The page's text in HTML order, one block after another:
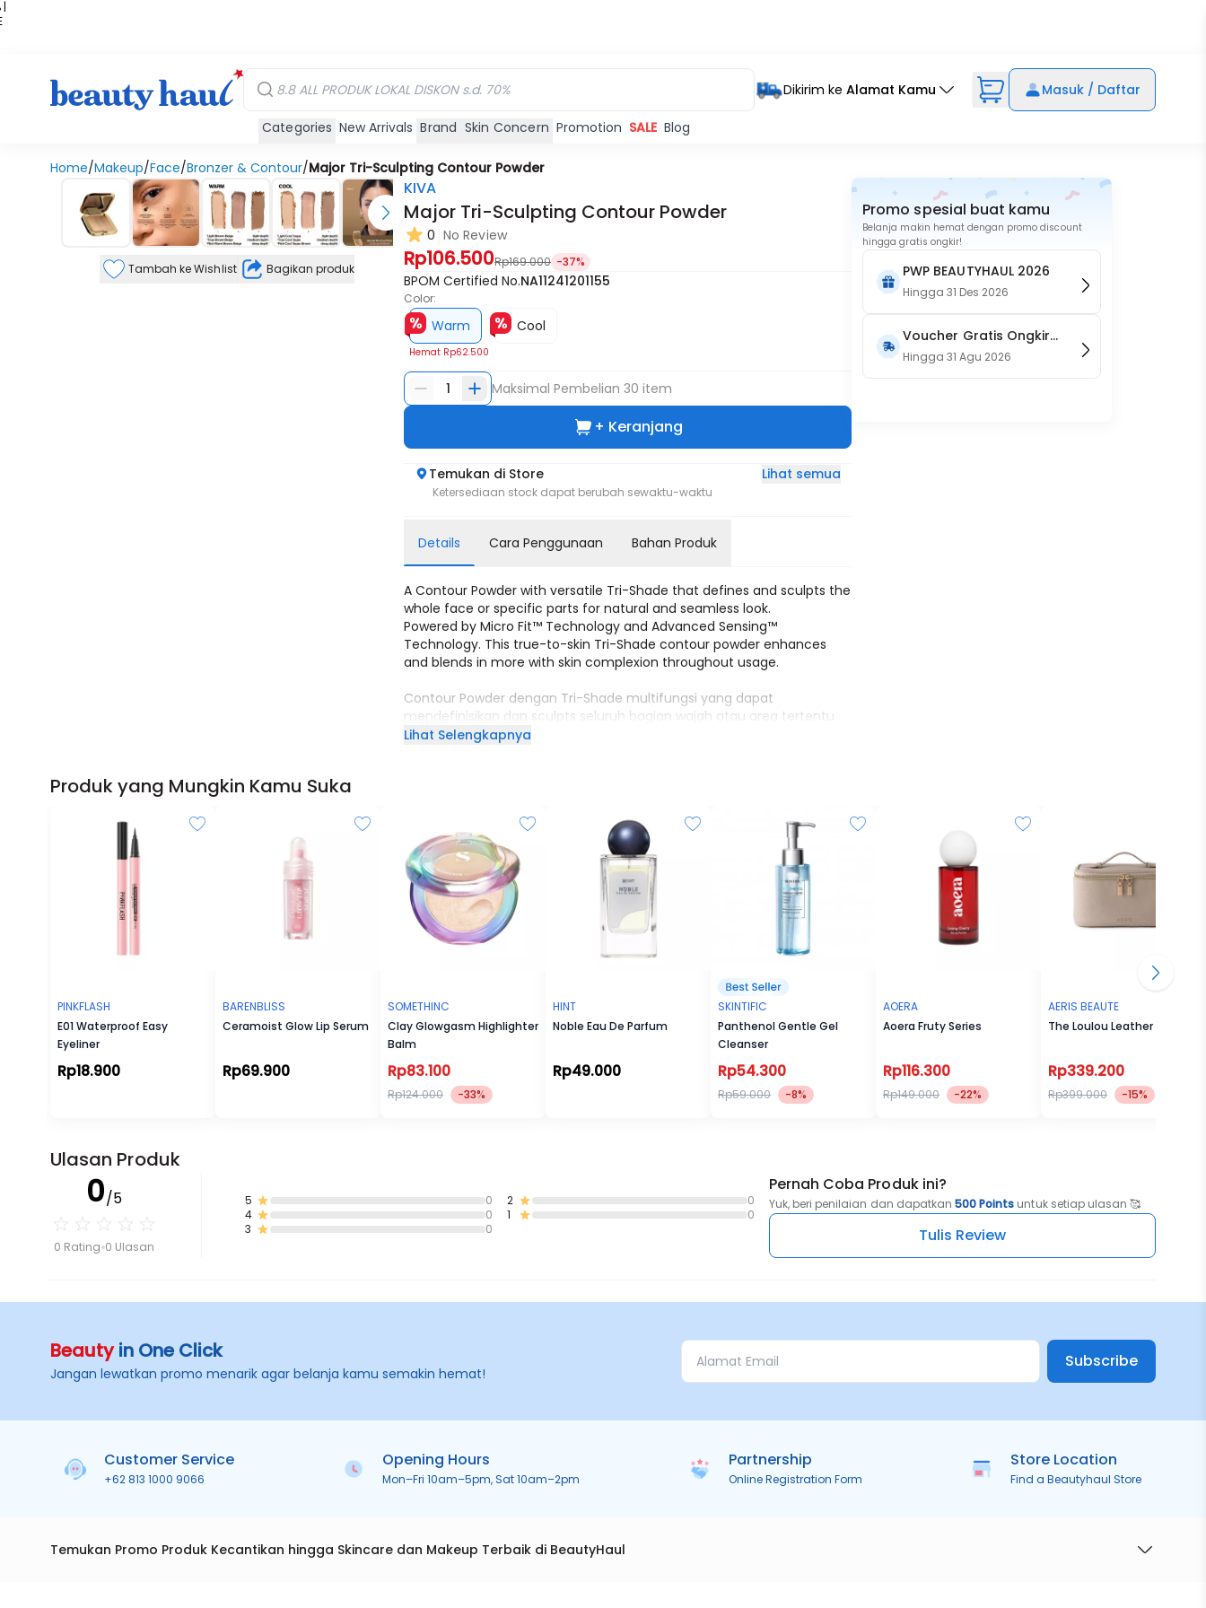
|
Dikirim ke Alamat Kamu Masuk / Daftar
Categories New Arrivals Brand Skin Concern Promotion SALE Blog
Home/Makeup/Face/Bronzer & Contour/Major Tri-Sculpting Contour Powder
Tambah ke Wishlist Bagikan produk
KIVA
Major Tri-Sculpting Contour Powder
0 No Review
Rp106.500Rp169.000 -37%
BPOM Certified No.NA11241201155
Color:
Warm
Hemat Rp62.500
Cool
1 Maksimal Pembelian30 item
+ Keranjang
Temukan di Store Lihat semua
Ketersediaan stock dapat berubah sewaktu-waktu
Details Cara Penggunaan Bahan Produk
A Contour Powder with versatile Tri-Shade that defines and sculpts the
whole face or specific parts for natural and seamless look.
Powered by Micro Fit™ Technology and Advanced Sensing™
Technology. This true-to-skin Tri-Shade contour powder enhances
and blends in more with skin complexion throughout usage.
Contour Powder dengan Tri-Shade multifungsi yang dapat
mendefinisikan dan sculpts seluruh bagian wajah atau area tertentu
untuk tampilan seamless dan natural.
Lihat Selengkapnya
Promo spesial buat kamu
Belanja makin hemat dengan promo discount
hingga gratis ongkir!
PWP BEAUTYHAUL 2026
Hingga31 Des 2026
Voucher Gratis Ongkir
15RB (Only on Website)
Hingga31 Agu 2026
Produk yang Mungkin Kamu Suka
PINKFLASH
E01 Waterproof Easy
Eyeliner
Rp18.900
BARENBLISS
Ceramoist Glow Lip Serum
Rp69.900
SOMETHINC
Clay Glowgasm Highlighter
Balm
Rp83.100
Rp124.000 -33%
HINT
Noble Eau De Parfum
Rp49.000
SKINTIFIC
Panthenol Gentle Gel
Cleanser
Rp54.300
Rp59.000 -8%
AOERA
Aoera Fruty Series
Rp116.300
Rp149.000 -22%
AERIS BEAUTE
The Loulou Leather Pouch
Rp339.200
Rp399.000 -15%
Ulasan Produk
0/5
0 Rating 0 Ulasan
5
0
4
0
3
0
2
0
1
0
Pernah Coba Produk ini?
Yuk, beri penilaian dan dapatkan 500 Points untuk setiap ulasan 🥰
Tulis Review
Beautyin One Click
Jangan lewatkan promo menarik agar belanja kamu semakin hemat!
Subscribe
Customer Service
+62 813 1000 9066
Opening Hours
Mon–Fri 10am–5pm, Sat 10am–2pm
Partnership
Online Registration Form
Store Location
Find a Beautyhaul Store
Temukan Promo Produk Kecantikan hingga Skincare dan Makeup Terbaik di BeautyHaul